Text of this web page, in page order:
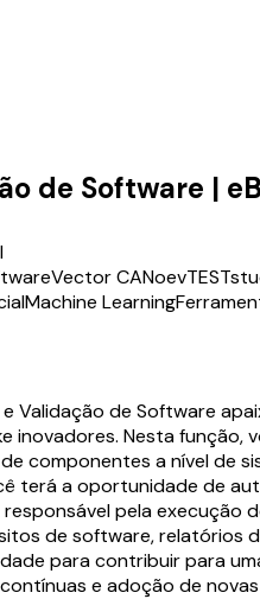
de Software |
Vector CANoe
Machine Learning
Validação de Software
Nesta
componentes a nível de
terá a oportunidade de
pela
de software,
para contribuir para
e adoção de